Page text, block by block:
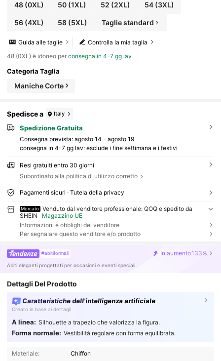
48(0XL) 50 (1XL) 52 (2XL) 54(3XL)
56(4XL) 58 (5XL) Taglie standard
Controlla la mia taglia
Guida alle taglie
48 (0XL) è idoneo perconsegna in 4-7 gg lav
Categoria Taglia
Maniche Corte
Spedisce a Italy
Spedizione Gratuita
Consegna prevista: agosto 14 - agosto 19
consegna in 4-7 gg lav: esclude i fine settimana e i festivi
Resi gratuiti entro 30 giorni
Subordinato alla politica di utilizzo corretto
Pagamenti sicuri · Tutela della privacy
Mercato
Venduto dal venditore professionale: QOQ e spedito da
SHEIN
Magazzino UE
Informazioni e obblighi del venditore
Per segnalare questo venditore e/o prodotto
#abitiformali In aumento133%
Abiti eleganti progettati per occasioni e eventi speciali.
Dettagli Del Prodotto
Caratteristiche dell'intelligenza artificiale
Creato in base ai dettagli
A linea: Silhouette a trapezio che valorizza la figura.
Forma normale: Vestibilità regolare con forma equilibrata.
Materiale:
Chiffon